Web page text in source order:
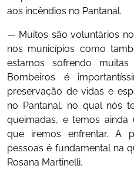
aos incêndios no Pantanal.
— Muitos são voluntários
nos municípios como
estamos sofrendo
Bombeiros é
preservação de vidas e
no Pantanal, no qual nós
queimadas, e temos
que iremos enfrentar. A
pessoas é fundamental na
Rosana Martinelli.